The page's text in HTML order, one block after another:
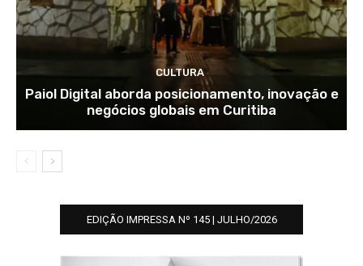
CULTURA
Paiol Digital aborda posicionamento, inovação e
negócios globais em Curitiba
EDIÇÃO IMPRESSA Nº 145 | JULHO/2026